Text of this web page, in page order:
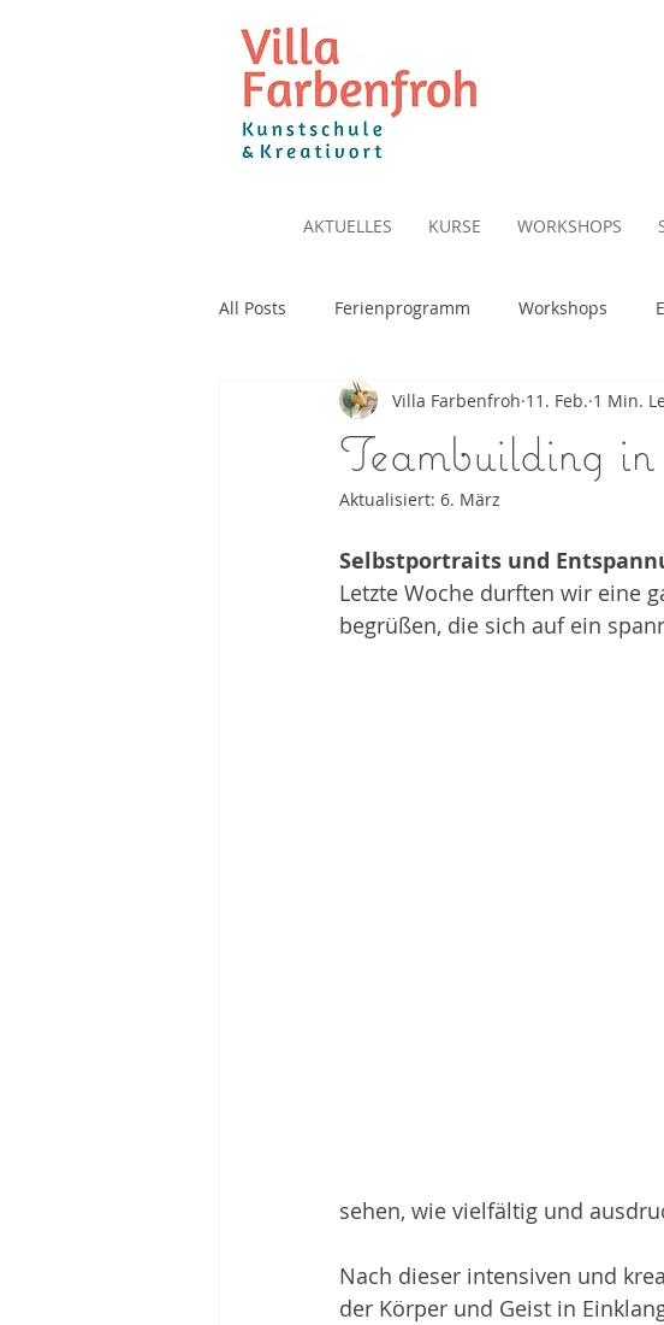
All Posts Ferienprogramm Workshops
Teambuilding
Villa Farbenfroh 11. Feb. 1 Min.
Aktualisiert: 6. März
Selbstportraits und
Letzte Woche durften wir eine
begrüßen, die sich auf ein
sehen, wie vielfältig und
Nach dieser intensiven und
der Körper und Geist in
AKTUELLES KURSE WORKSHOPS